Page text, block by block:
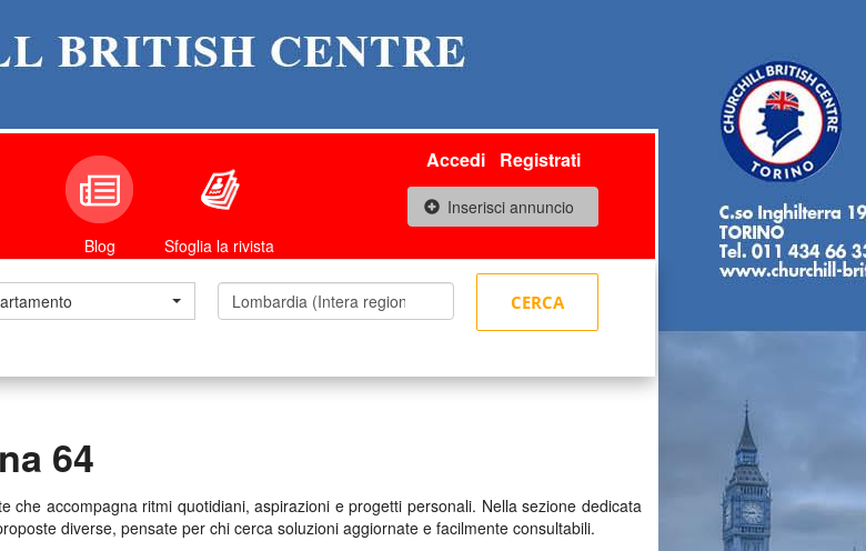
Blog Sfoglia la rivista
Accedi Registrati
Inserisci annuncio
64
che accompagna ritmi quotidiani, aspirazioni e progetti personali. Nella sezione dedicata
diverse, pensate per chi cerca soluzioni aggiornate e facilmente consultabili.